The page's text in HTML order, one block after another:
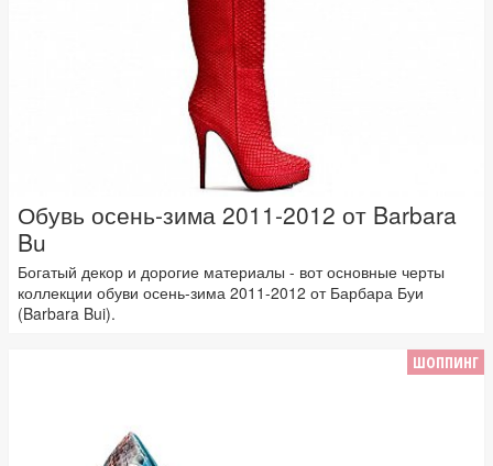
Обувь осень-зима 2011-2012 от Barbara
Bu
Богатый декор и дорогие материалы - вот основные черты
коллекции обуви осень-зима 2011-2012 от Барбара Буи
(Barbara Bui).
ШОППИНГ